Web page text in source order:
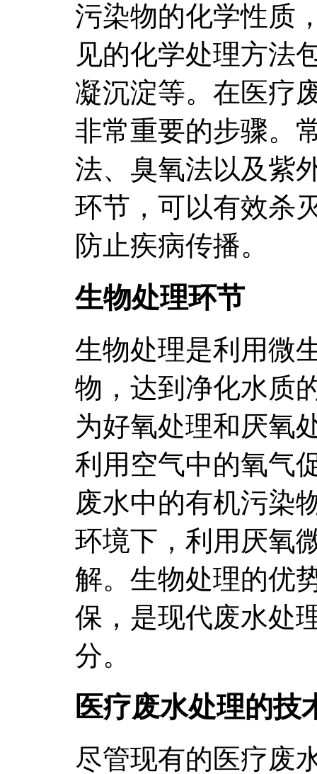
污染物的化学性质
见的化学处理方法
凝沉淀等。在医疗
非常重要的步骤。
法、臭氧法以及紫
环节，可以有效杀
防止疾病传播。
生物处理环节
生物处理是利用微
物，达到净化水质
为好氧处理和厌氧
利用空气中的氧气
废水中的有机污染
环境下，利用厌氧
解。生物处理的优
保，是现代废水处
分。
医疗废水处理的技
尽管现有的医疗废